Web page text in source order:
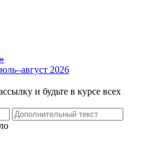
2026
и будьте в курсе всех